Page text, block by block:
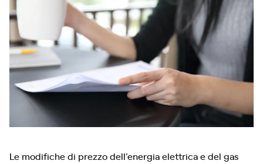
Le modifiche di prezzo dell’energia elettrica e del gas